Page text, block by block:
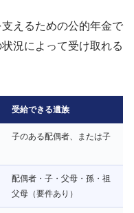
えるための公的年金で
況によって受け取れる
受給できる遺族
子のある配偶者、または子
配偶者・子・父母・孫・祖
父母（要件あり）